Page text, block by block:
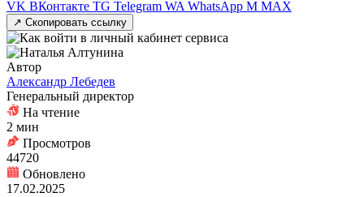
VK ВКонтакте TG Telegram WA WhatsApp M MAX
↗ Скопировать ссылку
Автор
Александр Лебедев
Генеральный директор
На чтение
2 мин
Просмотров
44720
Обновлено
17.02.2025